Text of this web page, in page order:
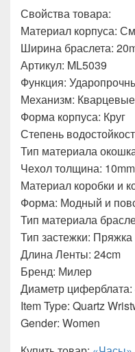
Свойства товара:
Материал корпуса:
Ширина браслета:
Артикул: ML5039
Функция:
Механизм:
Форма корпуса: Круг
Степень
Тип материала
Чехол толщина: 10mm
Материал коробки и
Форма: Модный и
Тип материала
Тип застежки: Пряжка
Длина Ленты: 24cm
Бренд: Милер
Диаметр циферблата:
Item Type: Quartz
Gender: Women